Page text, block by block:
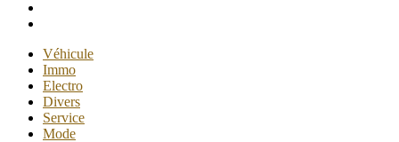
Véhicule
Immo
Electro
Divers
Service
Mode